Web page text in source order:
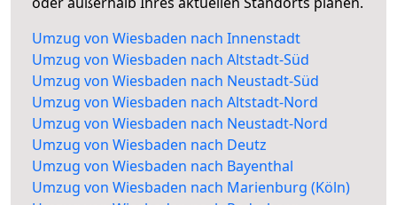
Umzug von Wiesbaden nach Innenstadt
Umzug von Wiesbaden nach Altstadt-Süd
Umzug von Wiesbaden nach Neustadt-Süd
Umzug von Wiesbaden nach Altstadt-Nord
Umzug von Wiesbaden nach Neustadt-Nord
Umzug von Wiesbaden nach Deutz
Umzug von Wiesbaden nach Bayenthal
Umzug von Wiesbaden nach Marienburg (Köln)